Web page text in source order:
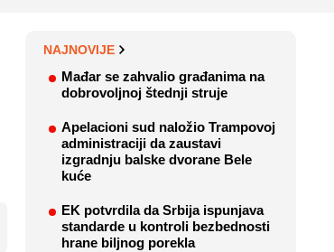
NAJNOVIJE
Mađar se zahvalio građanima na
dobrovoljnoj štednji struje
Apelacioni sud naložio Trampovoj
administraciji da zaustavi
izgradnju balske dvorane Bele
kuće
EK potvrdila da Srbija ispunjava
standarde u kontroli bezbednosti
hrane biljnog porekla